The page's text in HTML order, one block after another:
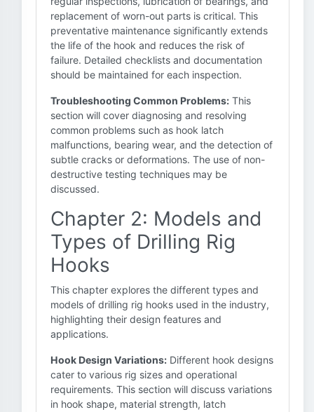
replacement of worn-out parts is critical. This
preventative maintenance significantly extends
the life of the hook and reduces the risk of
failure. Detailed checklists and documentation
should be maintained for each inspection.
Troubleshooting Common Problems: This
section will cover diagnosing and resolving
common problems such as hook latch
malfunctions, bearing wear, and the detection of
subtle cracks or deformations. The use of non-
destructive testing techniques may be
discussed.
Chapter 2: Models and
Types of Drilling Rig
Hooks
This chapter explores the different types and
models of drilling rig hooks used in the industry,
highlighting their design features and
applications.
Hook Design Variations: Different hook designs
cater to various rig sizes and operational
requirements. This section will discuss variations
in hook shape, material strength, latch